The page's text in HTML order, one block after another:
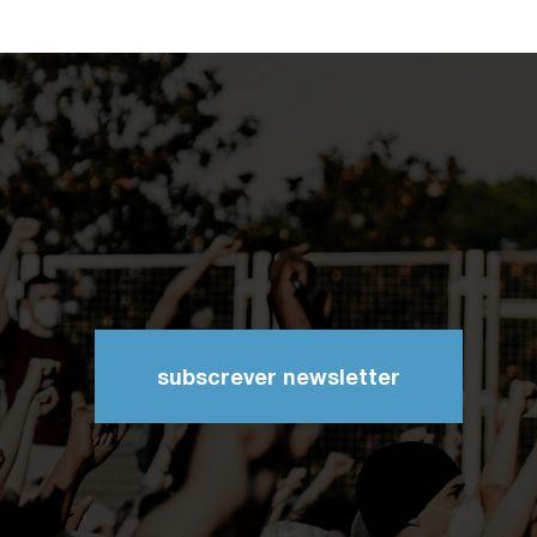
subscrever newsletter